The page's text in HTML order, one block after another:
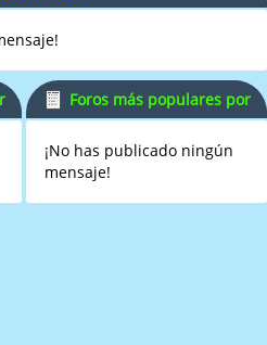
Foros más populares por
¡No has publicado ningún
mensaje!